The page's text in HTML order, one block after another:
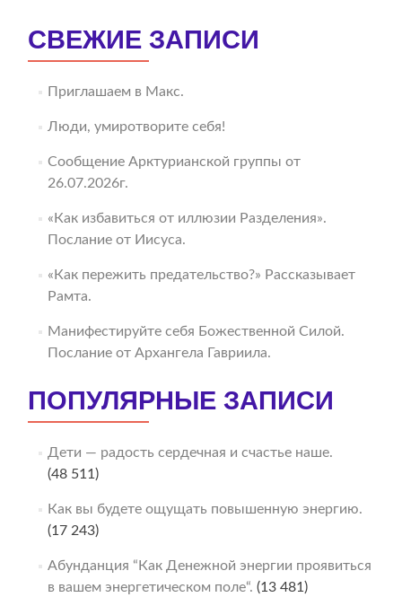
СВЕЖИЕ ЗАПИСИ
Приглашаем в Макс.
Люди, умиротворите себя!
Сообщение Арктурианской группы от
26.07.2026г.
«Как избавиться от иллюзии Разделения».
Послание от Иисуса.
«Как пережить предательство?» Рассказывает
Рамта.
Манифестируйте себя Божественной Силой.
Послание от Архангела Гавриила.
ПОПУЛЯРНЫЕ ЗАПИСИ
Дети — радость сердечная и счастье наше.
(48 511)
Как вы будете ощущать повышенную энергию.
(17 243)
Абунданция “Как Денежной энергии проявиться
в вашем энергетическом поле“. (13 481)